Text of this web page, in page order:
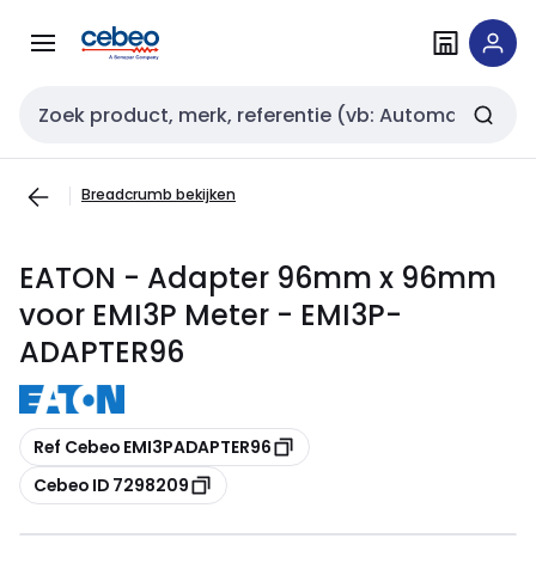
naar
naar
Zoekveld invoer
Breadcrumb bekijken
EATON - Adapter 96mm x 96mm
voor EMI3P Meter - EMI3P-
ADAPTER96
Kopiëren
Ref Cebeo EMI3PADAPTER96
Kopiëren
Cebeo ID 7298209